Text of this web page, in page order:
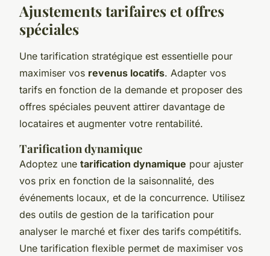
Ajustements tarifaires et offres
spéciales
Une tarification stratégique est essentielle pour
maximiser vos revenus locatifs. Adapter vos
tarifs en fonction de la demande et proposer des
offres spéciales peuvent attirer davantage de
locataires et augmenter votre rentabilité.
Tarification dynamique
Adoptez une tarification dynamique pour ajuster
vos prix en fonction de la saisonnalité, des
événements locaux, et de la concurrence. Utilisez
des outils de gestion de la tarification pour
analyser le marché et fixer des tarifs compétitifs.
Une tarification flexible permet de maximiser vos